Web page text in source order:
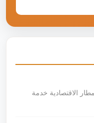
الاقتصادية خدمة